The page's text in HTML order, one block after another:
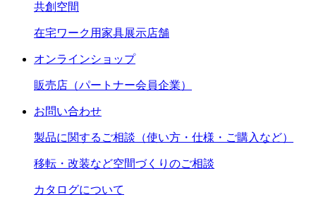
共創空間
在宅ワーク用家具展示店舗
オンラインショップ
販売店（パートナー会員企業）
お問い合わせ
製品に関するご相談（使い方・仕様・ご購入など）
移転・改装など空間づくりのご相談
カタログについて